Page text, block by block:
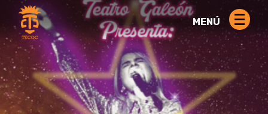
MENÚ